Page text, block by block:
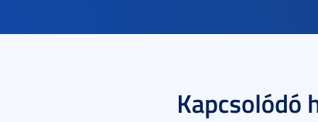
Kapcsolódó